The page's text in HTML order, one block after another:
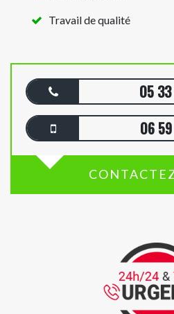
Travail de qualité
05
06